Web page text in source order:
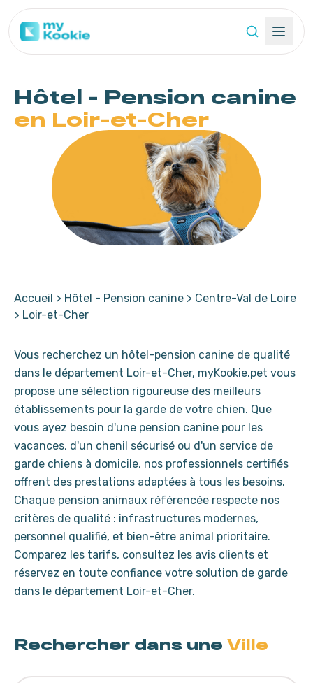
Hôtel - Pension canine
en Loir-et-Cher
Accueil > Hôtel - Pension canine > Centre-Val de Loire
> Loir-et-Cher
Vous recherchez un hôtel-pension canine de qualité
dans le département Loir-et-Cher, myKookie.pet vous
propose une sélection rigoureuse des meilleurs
établissements pour la garde de votre chien. Que
vous ayez besoin d'une pension canine pour les
vacances, d'un chenil sécurisé ou d'un service de
garde chiens à domicile, nos professionnels certifiés
offrent des prestations adaptées à tous les besoins.
Chaque pension animaux référencée respecte nos
critères de qualité : infrastructures modernes,
personnel qualifié, et bien-être animal prioritaire.
Comparez les tarifs, consultez les avis clients et
réservez en toute confiance votre solution de garde
dans le département Loir-et-Cher.
Rechercher dans une Ville